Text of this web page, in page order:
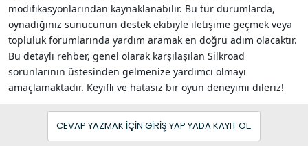
modifikasyonlarından kaynaklanabilir. Bu tür durumlarda,
oynadığınız sunucunun destek ekibiyle iletişime geçmek veya
topluluk forumlarında yardım aramak en doğru adım olacaktır.
Bu detaylı rehber, genel olarak karşılaşılan Silkroad
sorunlarının üstesinden gelmenize yardımcı olmayı
amaçlamaktadır. Keyifli ve hatasız bir oyun deneyimi dileriz!
CEVAP YAZMAK IÇIN GIRIŞ YAP YADA KAYIT OL.